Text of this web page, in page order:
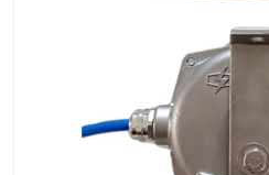
接近开关